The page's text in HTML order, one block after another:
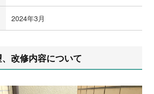
2024年3月
改修内容について